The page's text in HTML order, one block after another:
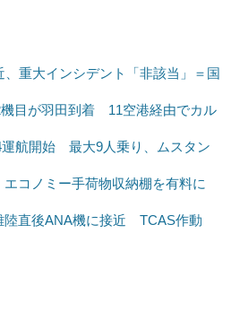
重大インシデント「非該当」＝国
目が羽田到着 11空港経由でカル
航開始 最大9人乗り、ムスタン
エコノミー手荷物収納棚を有料に
陸直後ANA機に接近 TCAS作動